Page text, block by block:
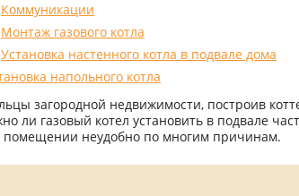
Коммуникации
Монтаж газового котла
Установка настенного котла в подвале дома
напольного котла
загородной недвижимости, построив
ли газовый котел установить в подвале
помещении неудобно по многим причинам.